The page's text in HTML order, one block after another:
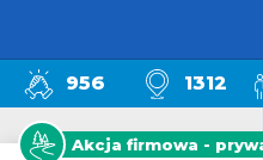
Akcja firmowa -
956 1312